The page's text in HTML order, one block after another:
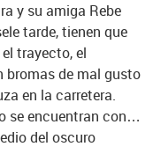
y su amiga Rebe
tarde, tienen que
trayecto, el
de mal gusto
en la carretera.
se encuentran con…
del oscuro